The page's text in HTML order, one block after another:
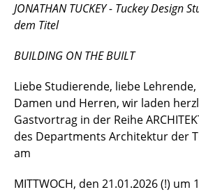
JONATHAN TUCKEY - Tuckey Design
dem Titel
BUILDING ON THE BUILT
Liebe Studierende, liebe
Damen und Herren, wir laden
Gastvortrag in der Reihe
des Departments Architektur der
am
MITTWOCH, den 21.01.2026 (!) um